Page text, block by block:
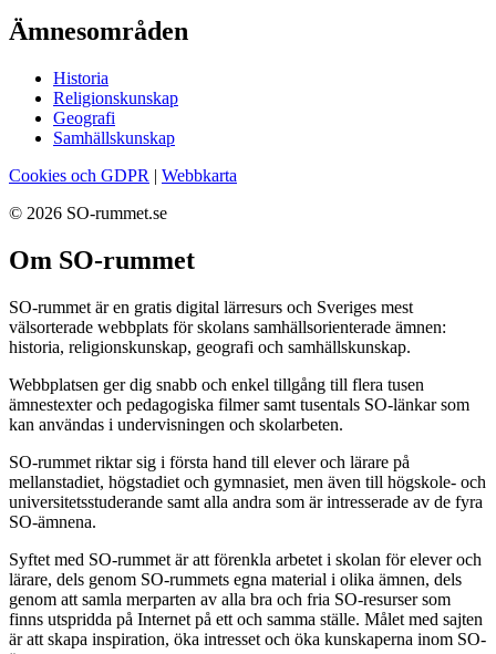
Ämnesområden
Historia
Religionskunskap
Geografi
Samhällskunskap
Cookies och GDPR | Webbkarta
© 2026 SO-rummet.se
Om SO-rummet
SO-rummet är en gratis digital lärresurs och Sveriges mest
välsorterade webbplats för skolans samhällsorienterade ämnen:
historia, religionskunskap, geografi och samhällskunskap.
Webbplatsen ger dig snabb och enkel tillgång till flera tusen
ämnestexter och pedagogiska filmer samt tusentals SO-länkar som
kan användas i undervisningen och skolarbeten.
SO-rummet riktar sig i första hand till elever och lärare på
mellanstadiet, högstadiet och gymnasiet, men även till högskole- och
universitetsstuderande samt alla andra som är intresserade av de fyra
SO-ämnena.
Syftet med SO-rummet är att förenkla arbetet i skolan för elever och
lärare, dels genom SO-rummets egna material i olika ämnen, dels
genom att samla merparten av alla bra och fria SO-resurser som
finns utspridda på Internet på ett och samma ställe. Målet med sajten
är att skapa inspiration, öka intresset och öka kunskaperna inom SO-